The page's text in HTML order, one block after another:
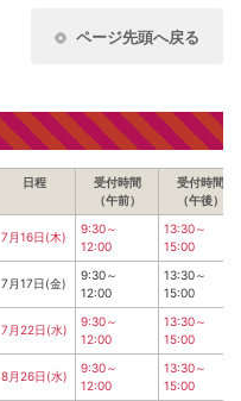
ページ先頭へ戻る
日程
受付時間
（午前）
受付時間
（午後）
7月16日(木)
9:30～
12:00
13:30～
15:00
7月17日(金)
9:30～
12:00
13:30～
15:00
7月22日(水)
9:30～
12:00
13:30～
15:00
8月26日(水)
9:30～
12:00
13:30～
15:00